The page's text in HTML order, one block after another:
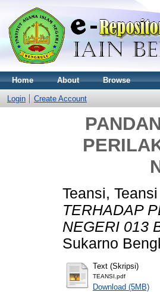
Home About Browse
Login Create Account
Teansi, Teansi
TERHADAP
NEGERI 013
Sukarno
Text (Skripsi)
TEANSI.pdf
Download (5MB)